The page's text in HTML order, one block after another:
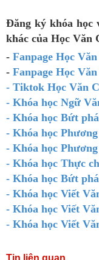
Đăng ký khóa học
khác của Học Văn
- Fanpage Học
- Fanpage Học
- Tiktok Học Văn
- Khóa học Ngữ
- Khóa học Bứt
- Khóa học
- Khóa học
- Khóa học Thực
- Khóa học Bứt
- Khóa học Viết
- Khóa học Viết
- Khóa học Viết
Tin liên quan